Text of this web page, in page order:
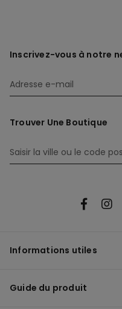
Inscrivez-vous à notre
Trouver Une Boutique
Informations utiles
Guide du produit